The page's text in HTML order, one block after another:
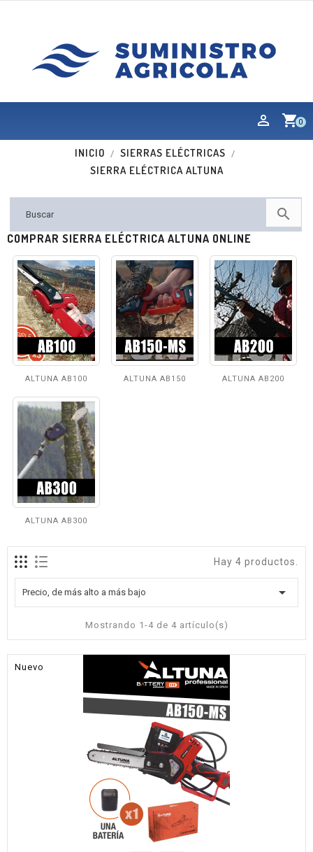
shopping_cart0
INICIO
SIERRAS ELÉCTRICAS
SIERRA ELÉCTRICA ALTUNA

COMPRAR SIERRA ELÉCTRICA ALTUNA ONLINE
ALTUNA AB100 ALTUNA AB150 ALTUNA AB200
ALTUNA AB300
Hay 4 productos.
Precio, de más alto a más bajo 
Mostrando 1-4 de 4 artículo(s)
Nuevo